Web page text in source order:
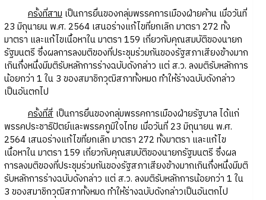
ครั้งที่สามเป็นการยื่นของกลุ่มพรรคการเมืองฝ่ายค้าน เมื่อวันที่
23 มิถุนายน พ.ศ. 2564 เสนอร่างแก้ไขที่ยกเลิก มาตรา 272 ทั้ง
มาตรา และแก้ไขเนื้อหาใน มาตรา 159 เกี่ยวกับคุณสมบัติของนายก
รัฐมนตรี ซึ่งผลการลงมติของที่ประชุมร่วมกันของรัฐสภาเสียงข้างมาก
เกินกึ่งหนึ่งมีมติรับหลักการร่างฉบับดังกล่าว แต่ ส.ว. ลงมติรับหลักการ
น้อยกว่า 1 ใน 3 ของสมาชิกวุฒิสภาทั้งหมด ทำให้ร่างฉบับดังกล่าว
เป็นอันตกไป
ครั้งที่สี่เป็นการยื่นของกลุ่มพรรคการเมืองฝ่ายรัฐบาล ได้แก่
พรรคประชาธิปัตย์และพรรคภูมิใจไทย เมื่อวันที่ 23 มิถุนายน พ.ศ.
2564 เสนอร่างแก้ไขที่ยกเลิก มาตรา 272 ทั้งมาตรา และแก้ไข
เนื้อหาใน มาตรา 159 เกี่ยวกับคุณสมบัติของนายกรัฐมนตรี ซึ่งผล
การลงมติของที่ประชุมร่วมกันของรัฐสภาเสียงข้างมากเกินกึ่งหนึ่งมีมติ
รับหลักการร่างฉบับดังกล่าว แต่ ส.ว. ลงมติรับหลักการน้อยกว่า 1 ใน
3 ของสมาชิกวุฒิสภาทั้งหมด ทำให้ร่างฉบับดังกล่าวเป็นอันตกไป